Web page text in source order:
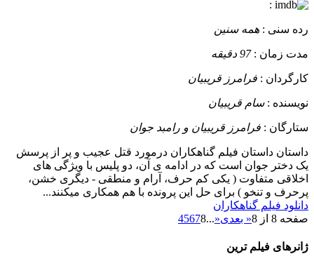
:
رده سنی : همه سنین
مدت زمان :97 دقیقه
کارگردان : فرامرز قریبیان
نویسنده :سام قریبیان
ستارگان : فرامرز قریبیان و رامبد جوان
داستان داستان فیلم گناهکاران درمورد قتل عجیب و پر از پرسش
یک دختر جوان است که در ادامه ی آن، دو پلیس با ویژگی های
اخلاقی متفاوت ( یکی کم حرف، آرام و منطقی - دیگری خشن،
پرحرف و تنخو ) برای حل این پرونده با هم همکاری میکنند...
دانلود فیلم گناهکاران
صفحه 8 از 8
« بعدی«
...
45678
ژانرهای فیلم ترین